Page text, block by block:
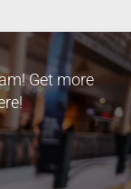
Get more